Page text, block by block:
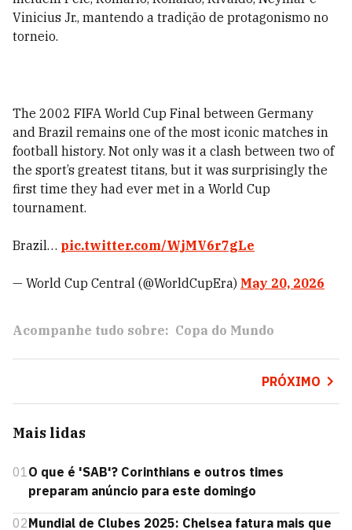
Vinicius Jr., mantendo a tradição de protagonismo no
torneio.
The 2002 FIFA World Cup Final between Germany
and Brazil remains one of the most iconic matches in
football history. Not only was it a clash between two of
the sport’s greatest titans, but it was surprisingly the
first time they had ever met in a World Cup
tournament.
Brazil… pic.twitter.com/WjMV6r7gLe
— World Cup Central (@WorldCupEra) May 20, 2026
Acompanhe tudo sobre: Copa do Mundo
PRÓXIMO
Mais lidas
01O que é 'SAB'? Corinthians e outros times
preparam anúncio para este domingo
02Mundial de Clubes 2025: Chelsea fatura mais que